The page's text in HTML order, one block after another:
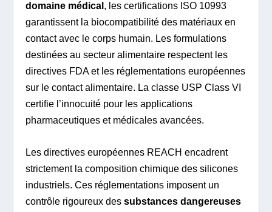
domaine médical , les certifications ISO 10993
garantissent la biocompatibilité des matériaux en
contact avec le corps humain. Les formulations
destinées au secteur alimentaire respectent les
directives FDA et les réglementations européennes
sur le contact alimentaire. La classe USP Class VI
certifie l’innocuité pour les applications
pharmaceutiques et médicales avancées.
Les directives européennes REACH encadrent
strictement la composition chimique des silicones
industriels. Ces réglementations imposent un
contrôle rigoureux dessubstances dangereuses